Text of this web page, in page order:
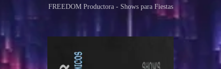
FREEDOM Productora - Shows para Fiestas